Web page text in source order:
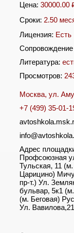
Цена: 30000.00
Сроки: 2.50
Лицензия: Есть
Литература:
Просмотров:
Москва, ул.
+7 (499) 35-01-
Адрес
Профсоюзная
Тульская, 11
Царицино)
пр-т.) Ул.
бульвар, 5к1
(м. Беговая)
Ул.